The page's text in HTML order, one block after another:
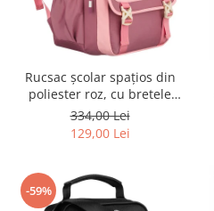
Rucsac școlar spațios din
poliester roz, cu bretele
reglabile - Peterson PTR-PTN
8610-1327 PINK
334,00 Lei
129,00 Lei
-59%